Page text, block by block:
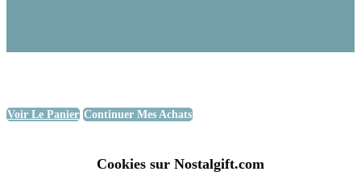
Voir Le Panier Continuer Mes Achats
Cookies sur Nostalgift.com